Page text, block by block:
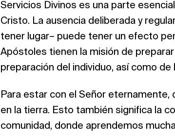
Servicios Divinos es una parte
Cristo. La ausencia deliberada y
tener lugar– puede tener un efecto
Apóstoles tienen la misión de
preparación del individuo, así como de
Para estar con el Señor eternamente,
en la tierra. Esto también significa la
comunidad, donde aprendemos